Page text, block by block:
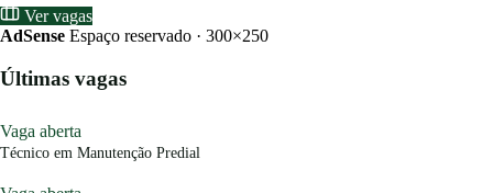
Ver vagas
AdSense Espaço reservado · 300×250
Últimas vagas
Vaga aberta
Técnico em Manutenção Predial